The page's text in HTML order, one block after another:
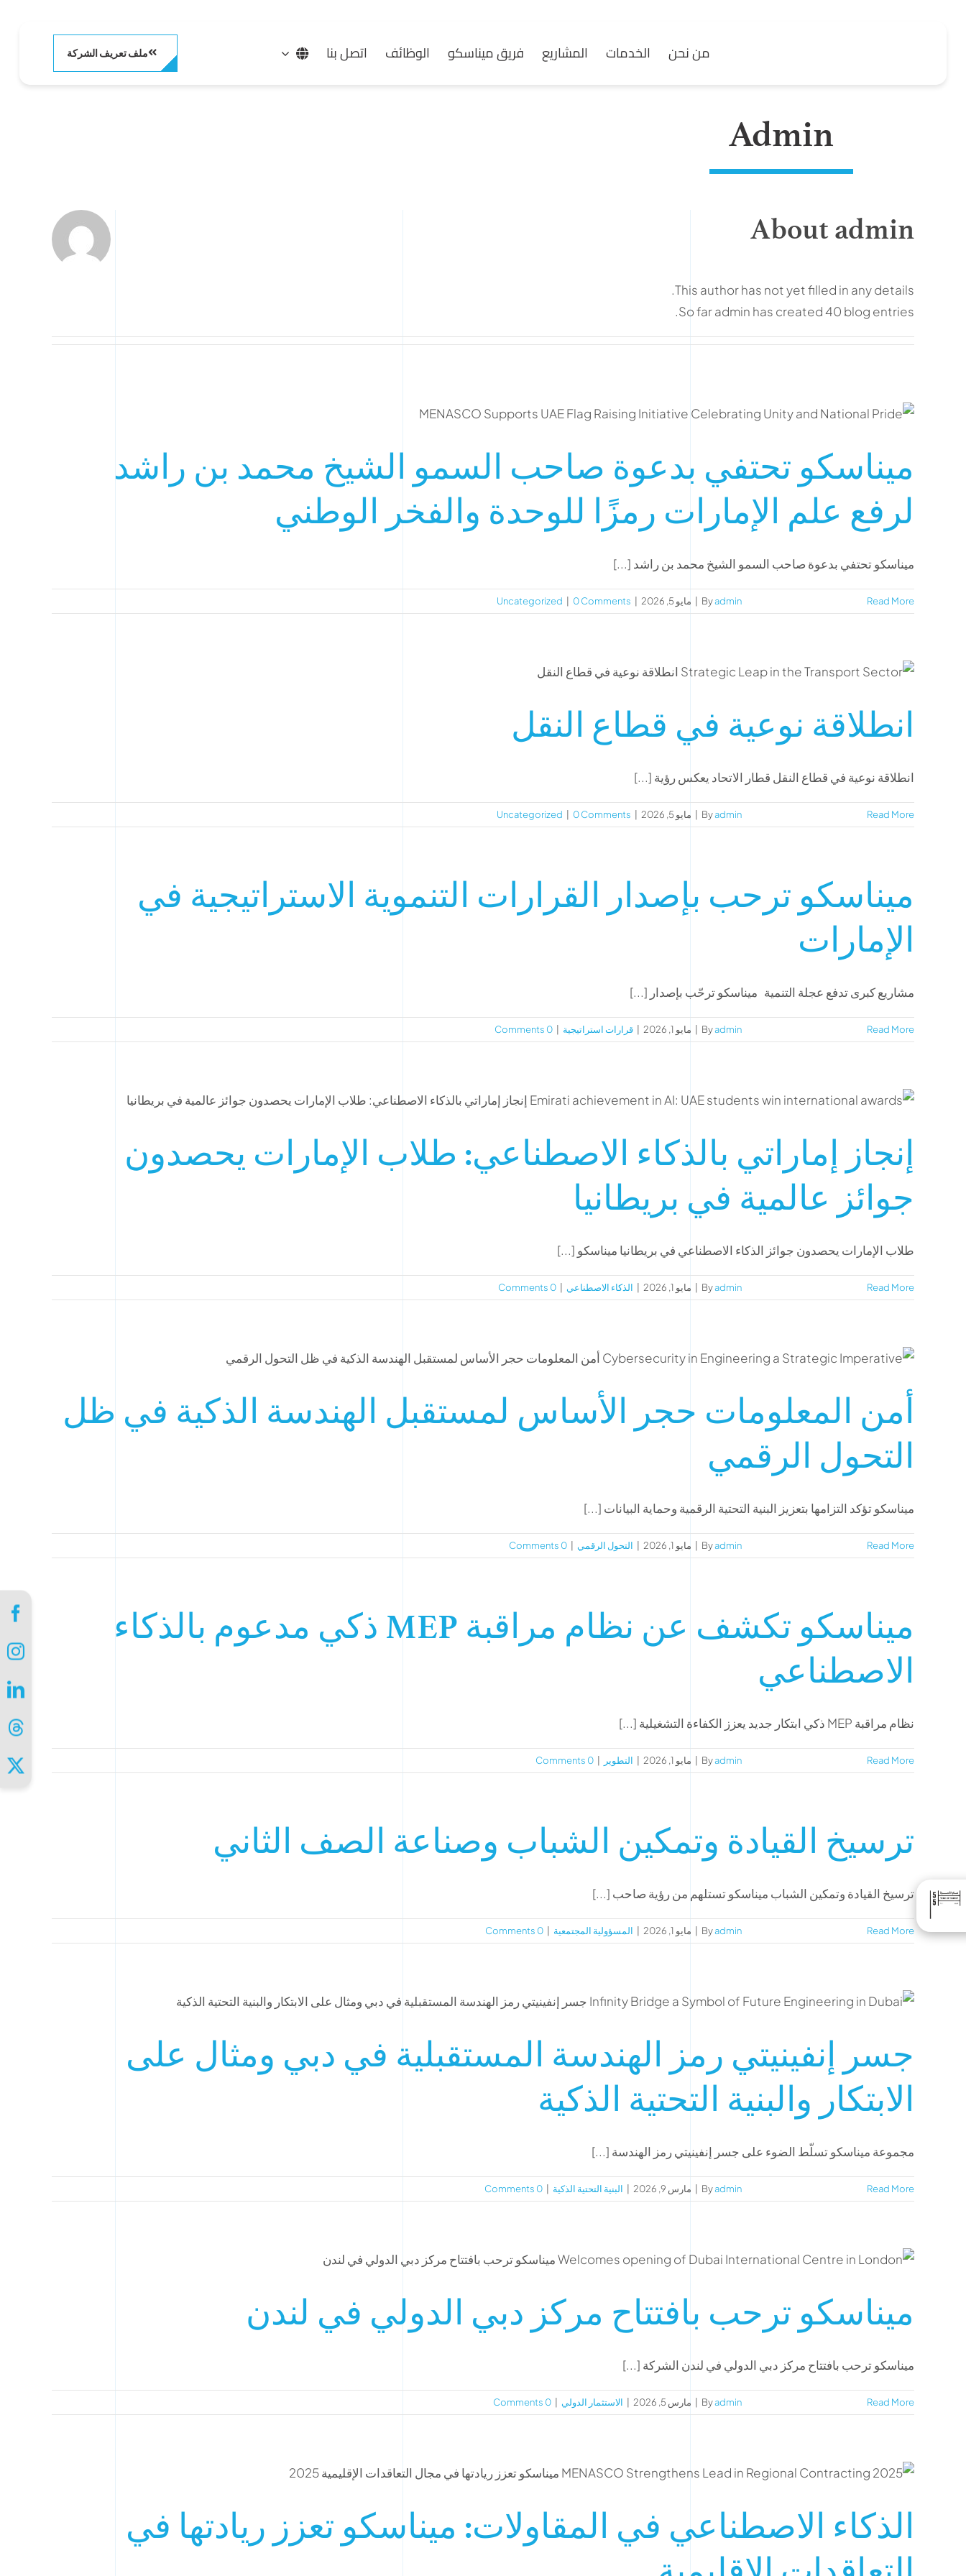
من نحن الخدمات المشاريع فريق ميناسكو الوظائف اتصل بنا ملف تعريف الشركة
Admin
About admin
This author has not yet filled in any details.
So far admin has created 40 blog entries.
ميناسكو تحتفي بدعوة صاحب السمو الشيخ محمد بن راشد
لرفع علم الإمارات رمزًا للوحدة والفخر الوطني
ميناسكو تحتفي بدعوة صاحب السمو الشيخ محمد بن راشد [...]
Byadmin مايو 5, 2026 Uncategorized 0 Comments Read More
انطلاقة نوعية في قطاع النقل
انطلاقة نوعية في قطاع النقل قطار الاتحاد يعكس رؤية [...]
Byadmin مايو 5, 2026 Uncategorized 0 Comments Read More
ميناسكو ترحب بإصدار القرارات التنموية الاستراتيجية في
الإمارات
مشاريع كبرى تدفع عجلة التنمية ميناسكو ترحّب بإصدار [...]
Byadmin مايو 1, 2026 قرارات استراتيجية 0 Comments Read More
إنجاز إماراتي بالذكاء الاصطناعي: طلاب الإمارات يحصدون
جوائز عالمية في بريطانيا
طلاب الإمارات يحصدون جوائز الذكاء الاصطناعي في بريطانيا ميناسكو [...]
Byadmin مايو 1, 2026 الذكاء الاصطناعي 0 Comments Read More
أمن المعلومات حجر الأساس لمستقبل الهندسة الذكية في ظل
التحول الرقمي
ميناسكو تؤكد التزامها بتعزيز البنية التحتية الرقمية وحماية البيانات [...]
Byadmin مايو 1, 2026 التحول الرقمي 0 Comments Read More
ميناسكو تكشف عن نظام مراقبة MEP ذكي مدعوم بالذكاء
الاصطناعي
نظام مراقبة MEP ذكي ابتكار جديد يعزز الكفاءة التشغيلية [...]
Byadmin مايو 1, 2026 التطوير 0 Comments Read More
ترسيخ القيادة وتمكين الشباب وصناعة الصف الثاني
ترسيخ القيادة وتمكين الشباب ميناسكو تستلهم من رؤية صاحب [...]
Byadmin مايو 1, 2026 المسؤولية المجتمعية 0 Comments Read More
جسر إنفينيتي رمز الهندسة المستقبلية في دبي ومثال على
الابتكار والبنية التحتية الذكية
مجموعة ميناسكو تسلّط الضوء على جسر إنفينيتي رمز الهندسة [...]
Byadmin مارس 9, 2026 البنية التحتية الذكية 0 Comments Read More
ميناسكو ترحب بافتتاح مركز دبي الدولي في لندن
ميناسكو ترحب بافتتاح مركز دبي الدولي في لندن الشركة [...]
Byadmin مارس 5, 2026 الاستثمار الدولي 0 Comments Read More
الذكاء الاصطناعي في المقاولات: ميناسكو تعزز ريادتها في